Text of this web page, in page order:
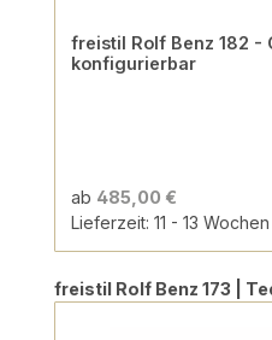
freistil Rolf Benz 182 -
konfigurierbar
ab 485,00 €
Lieferzeit: 11 - 13 Wochen
Produktgalerie
freistil Rolf Benz 173 |